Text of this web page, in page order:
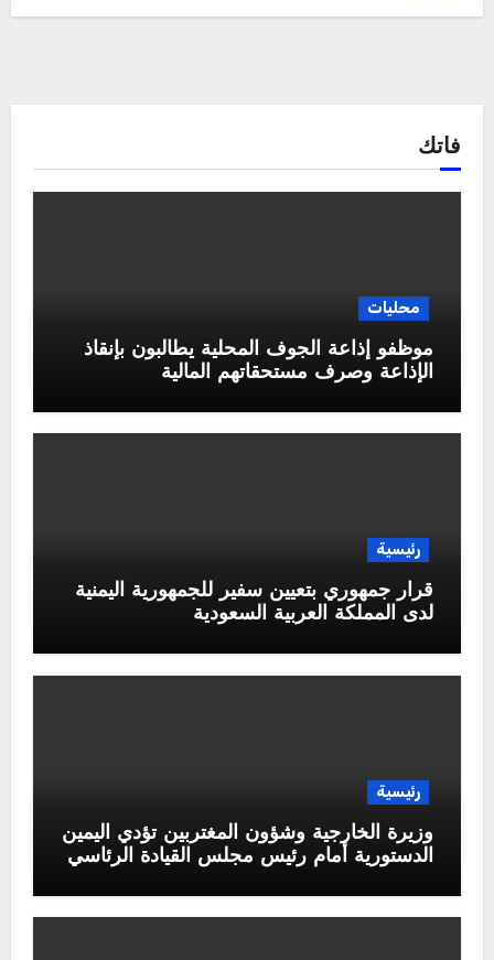
فاتك
محليات
موظفو إذاعة الجوف المحلية يطالبون بإنقاذ
الإذاعة وصرف مستحقاتهم المالية
رئيسية
قرار جمهوري بتعيين سفير للجمهورية اليمنية
لدى المملكة العربية السعودية
رئيسية
وزيرة الخارجية وشؤون المغتربين تؤدي اليمين
الدستورية أمام رئيس مجلس القيادة الرئاسي